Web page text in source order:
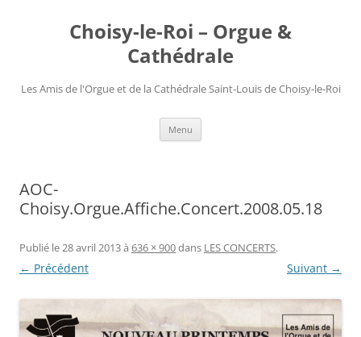
Choisy-le-Roi – Orgue &
Cathédrale
Les Amis de l'Orgue et de la Cathédrale Saint-Louis de Choisy-le-Roi
Menu
AOC-
Choisy.Orgue.Affiche.Concert.2008.05.18
Publié le28 avril 2013à 636 × 900dans LES CONCERTS.
← Précédent Suivant →